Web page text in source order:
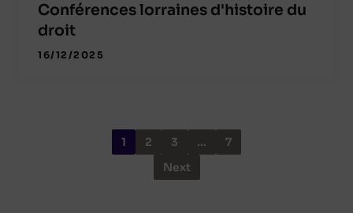
Conférences lorraines d'histoire du
droit
16/12/2025
1 2 3 …
7
Next